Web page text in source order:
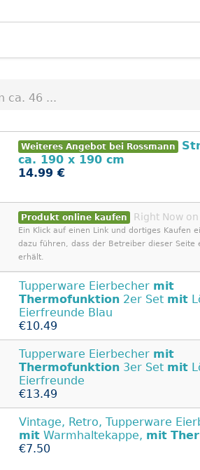
ca. 46 ...
Weiteres Angebot bei Rossmann
ca. 190 x 190 cm
14.99 €
Produkt online kaufen Right Now
Ein Klick auf einen Link und dortiges Kaufen
dazu führen, dass der Betreiber dieser Seite
erhält.
Tupperware Eierbecher mit
Thermofunktion 2er Set mit
Eierfreunde Blau
€10.49
Tupperware Eierbecher mit
Thermofunktion 3er Set mit
Eierfreunde
€13.49
Vintage, Retro, Tupperware
mit Warmhaltekappe, mit
€7.50